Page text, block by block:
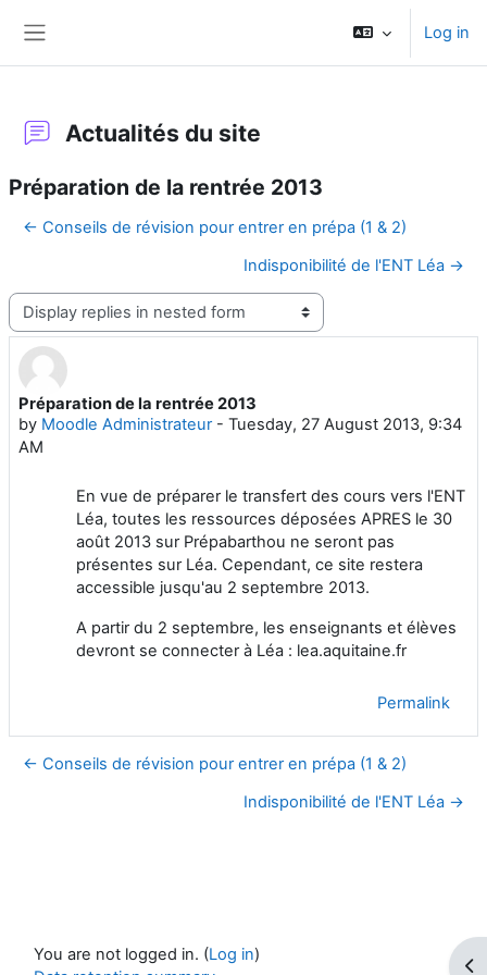
Log in
Actualités du site
Préparation de la rentrée 2013
← Conseils de révision pour entrer en prépa (1 & 2)
Indisponibilité de l'ENT Léa →
Display mode
Préparation de la rentrée 2013
by Moodle Administrateur- Tuesday, 27 August 2013, 9:34
AM
Number of replies: 0
En vue de préparer le transfert des cours vers l'ENT
Léa, toutes les ressources déposées APRES le 30
août 2013 sur Prépabarthou ne seront pas
présentes sur Léa. Cependant, ce site restera
accessible jusqu'au 2 septembre 2013.
A partir du 2 septembre, les enseignants et élèves
devront se connecter à Léa : lea.aquitaine.fr
Permalink
← Conseils de révision pour entrer en prépa (1 & 2)
Indisponibilité de l'ENT Léa →
You are not logged in. (Log in)